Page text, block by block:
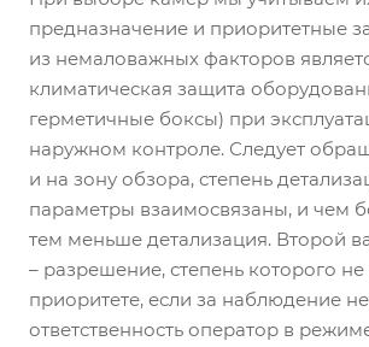
предназначение и приоритетные
из немаловажных факторов
климатическая защита
герметичные боксы) при
наружном контроле. Следует
и на зону обзора, степень
параметры взаимосвязаны, и чем
тем меньше детализация. Второй
– разрешение, степень которого не
приоритете, если за наблюдение
ответственность оператор в